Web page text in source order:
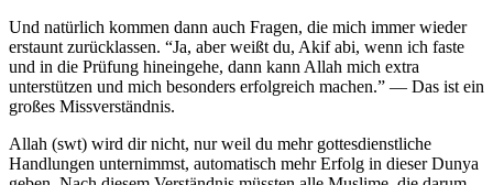
Und natürlich kommen dann auch Fragen, die mich immer wieder
erstaunt zurücklassen. “Ja, aber weißt du, Akif abi, wenn ich faste
und in die Prüfung hineingehe, dann kann Allah mich extra
unterstützen und mich besonders erfolgreich machen.” — Das ist ein
großes Missverständnis.
Allah (swt) wird dir nicht, nur weil du mehr gottesdienstliche
Handlungen unternimmst, automatisch mehr Erfolg in dieser Dunya